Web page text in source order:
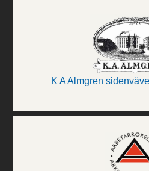
K A Almgren